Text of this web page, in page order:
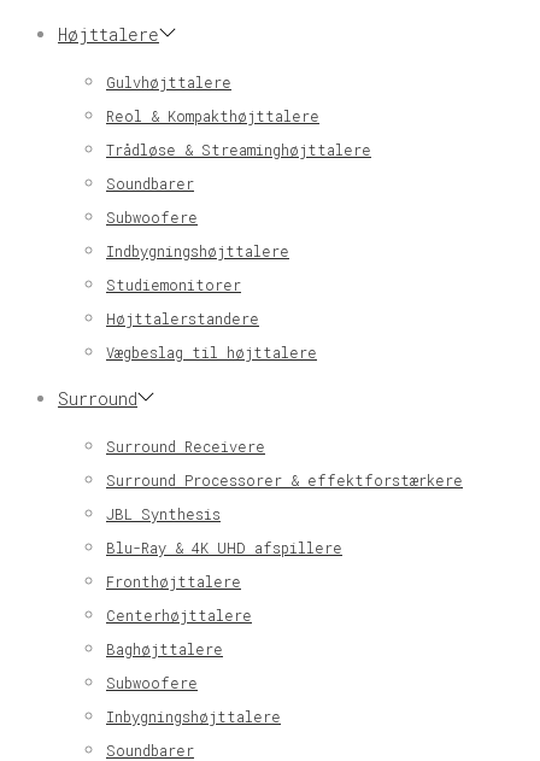
Højttalere
Gulvhøjttalere
Reol & Kompakthøjttalere
Trådløse & Streaminghøjttalere
Soundbarer
Subwoofere
Indbygningshøjttalere
Studiemonitorer
Højttalerstandere
Vægbeslag til højttalere
Surround
Surround Receivere
Surround Processorer & effektforstærkere
JBL Synthesis
Blu-Ray & 4K UHD afspillere
Fronthøjttalere
Centerhøjttalere
Baghøjttalere
Subwoofere
Inbygningshøjttalere
Soundbarer